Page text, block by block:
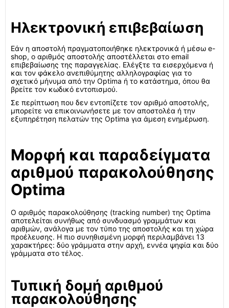
Ηλεκτρονική επιβεβαίωση
Εάν η αποστολή πραγματοποιήθηκε ηλεκτρονικά ή μέσω e-
shop, ο αριθμός αποστολής αποστέλλεται στο email
επιβεβαίωσης της παραγγελίας. Ελέγξτε τα εισερχόμενα ή
και τον φάκελο ανεπιθύμητης αλληλογραφίας για το
σχετικό μήνυμα από την Optima ή το κατάστημα, όπου θα
βρείτε τον κωδικό εντοπισμού.
Σε περίπτωση που δεν εντοπίζετε τον αριθμό αποστολής,
μπορείτε να επικοινωνήσετε με τον αποστολέα ή την
εξυπηρέτηση πελατών της Optima για άμεση ενημέρωση.
Μορφή και παραδείγματα
αριθμού παρακολούθησης
Optima
Ο αριθμός παρακολούθησης (tracking number) της Optima
αποτελείται συνήθως από συνδυασμό γραμμάτων και
αριθμών, ανάλογα με τον τύπο της αποστολής και τη χώρα
προέλευσης. Η πιο συνηθισμένη μορφή περιλαμβάνει 13
χαρακτήρες: δύο γράμματα στην αρχή, εννέα ψηφία και δύο
γράμματα στο τέλος.
Τυπική δομή αριθμού
παρακολούθησης